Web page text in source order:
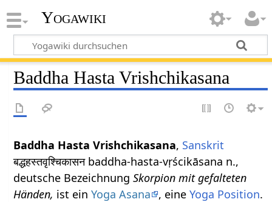
Yogawiki
Baddha Hasta Vrishchikasana
Baddha Hasta Vrishchikasana, Sanskrit
बद्धहस्तवृश्चिकासन baddha-hasta-vṛścikāsana n.,
deutsche BezeichnungSkorpion mit gefalteten
Händen, ist einYoga Asana , eineYoga Position.